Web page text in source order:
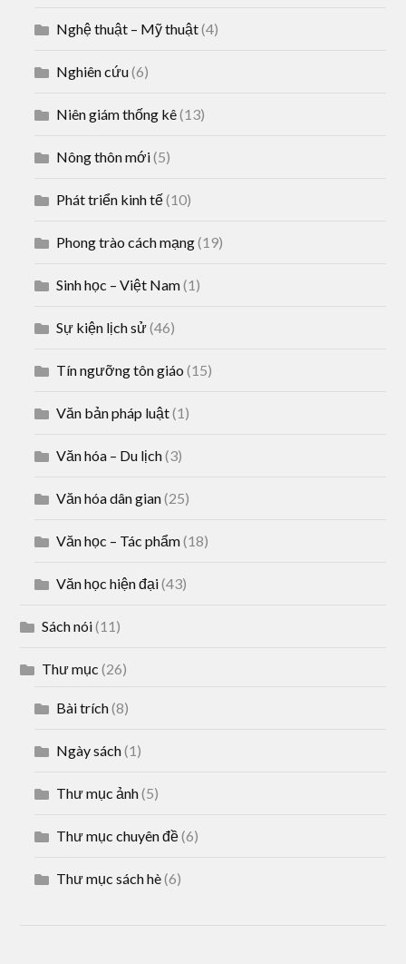
Nghệ thuật – Mỹ thuật(4)
Nghiên cứu(6)
Niên giám thống kê(13)
Nông thôn mới(5)
Phát triển kinh tế(10)
Phong trào cách mạng(19)
Sinh học – Việt Nam(1)
Sự kiện lịch sử(46)
Tín ngưỡng tôn giáo (15)
Văn bản pháp luật(1)
Văn hóa – Du lịch(3)
Văn hóa dân gian(25)
Văn học – Tác phẩm(18)
Văn học hiện đại(43)
Sách nói(11)
Thư mục (26)
Bài trích(8)
Ngày sách(1)
Thư mục ảnh(5)
Thư mục chuyên đề(6)
Thư mục sách hè(6)